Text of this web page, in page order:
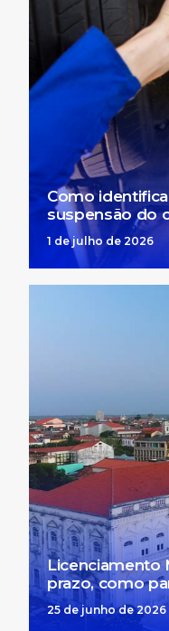
Como
suspensão do
1 de julho de 2026
Licenciamento
prazo, como
25 de junho de 2026